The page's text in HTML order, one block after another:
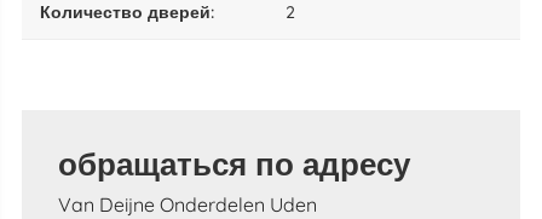
количество дверей: 2
обращаться по адресу
Van Deijne Onderdelen Uden